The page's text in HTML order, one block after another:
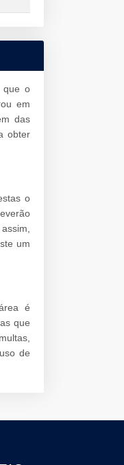
que o
em
das
obter
o
um
é
que
de